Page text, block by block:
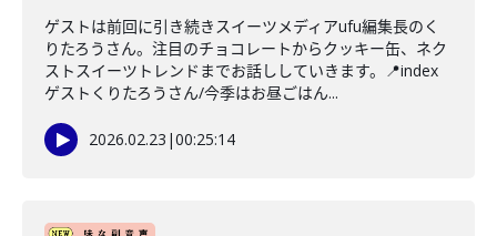
ゲストは前回に引き続きスイーツメディアufu編集長のく
りたろうさん。注目のチョコレートからクッキー缶、ネク
ストスイーツトレンドまでお話ししていきます。📍index
ゲストくりたろうさん/今季はお昼ごはん...
2026.02.23 |00:25:14